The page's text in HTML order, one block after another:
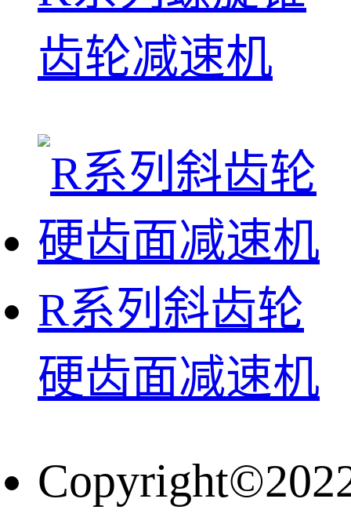
齿轮减速机
R系列斜齿轮
硬齿面减速机